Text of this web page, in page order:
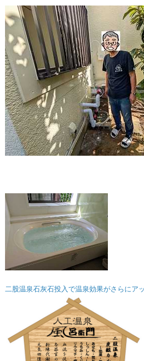
二股温泉石灰石投入で温泉効果がさらにア